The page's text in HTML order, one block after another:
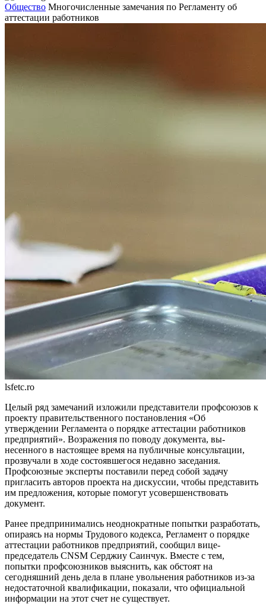
Общество Многочисленные замечания по Регламенту об
аттестации работников
lsfetc.ro
Целый ряд замечаний изложили пред­ставители профсоюзов к
проекту пра­вительственного постановления «Об
утверждении Регламента о порядке ат­тестации работников
предприятий». Возражения по поводу документа, вы­
несенного в настоящее время на пуб­личные консультации,
прозвучали в ходе состоявшегося недавно заседания.
Профсоюзные эксперты поставили пе­ред собой задачу
пригласить авторов проекта на дискуссии, чтобы предста­вить
им предложения, которые помо­гут усовершенствовать
документ.
Ранее предпринимались неоднократные попытки разработать,
опираясь на нормы Трудового кодекса, Регламент о порядке
ат­тестации работников предприятий, сооб­щил вице-
председатель CNSM Серджиу Са­инчук. Вместе с тем,
попытки профсоюзни­ков выяснить, как обстоят на
сегодняшний день дела в плане увольнения работников из-за
недостаточной квалификации, пока­зали, что официальной
информации на этот счет не существует.